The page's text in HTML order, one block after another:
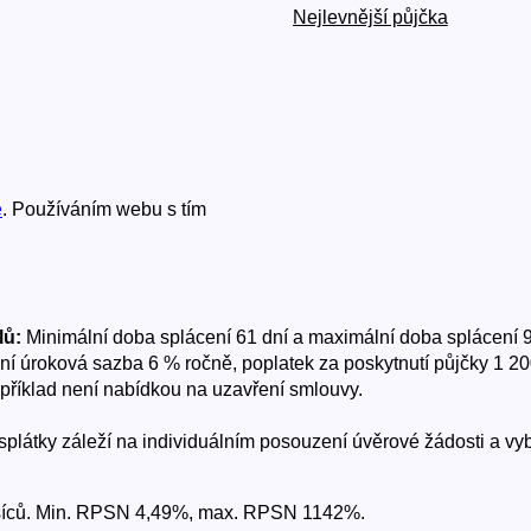
. Používáním webu s tím
Nejlevnější půjčka
Minimální doba splácení 61 dní a maximální doba splácení
úroková sazba 6 % ročně, poplatek za poskytnutí půjčky 1
není nabídkou na uzavření smlouvy.
záleží na individuálním posouzení úvěrové žádosti a
Min. RPSN 4,49%, max. RPSN 1142%.